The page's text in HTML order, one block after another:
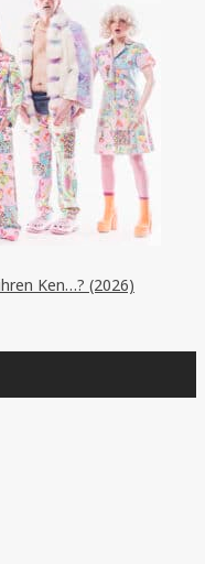
Ken…? (2026)